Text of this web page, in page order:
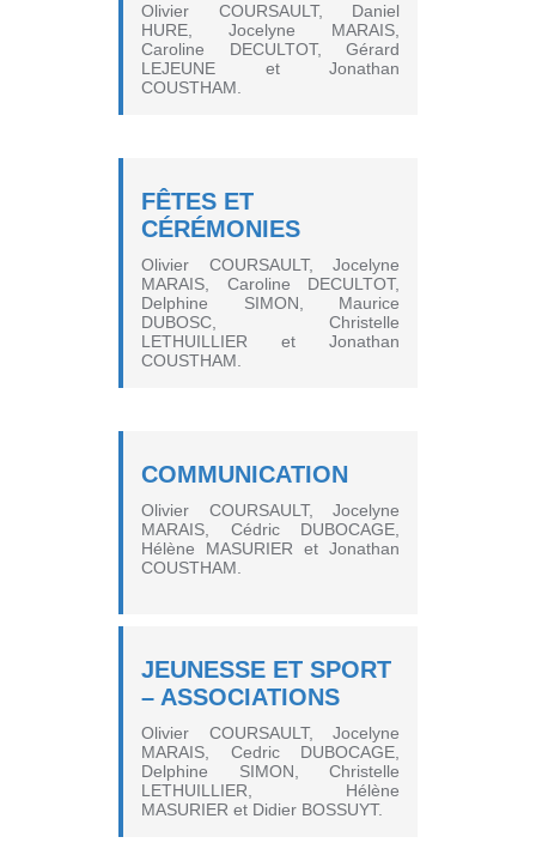
Olivier COURSAULT, Daniel
HURE, Jocelyne MARAIS,
Caroline DECULTOT, Gérard
LEJEUNE et Jonathan
COUSTHAM.
FÊTES ET
CÉRÉMONIES
Olivier COURSAULT, Jocelyne
MARAIS, Caroline DECULTOT,
Delphine SIMON, Maurice
DUBOSC, Christelle
LETHUILLIER et Jonathan
COUSTHAM.
COMMUNICATION
Olivier COURSAULT, Jocelyne
MARAIS, Cédric DUBOCAGE,
Hélène MASURIER et Jonathan
COUSTHAM.
JEUNESSE ET SPORT
– ASSOCIATIONS
Olivier COURSAULT, Jocelyne
MARAIS, Cedric DUBOCAGE,
Delphine SIMON, Christelle
LETHUILLIER, Hélène
MASURIER et Didier BOSSUYT.